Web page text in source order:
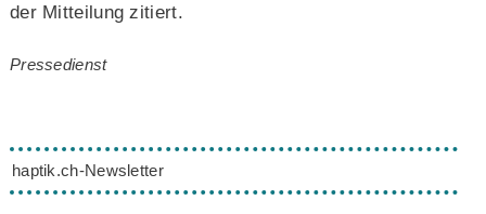
der Mitteilung zitiert.
Pressedienst
haptik.ch-Newsletter